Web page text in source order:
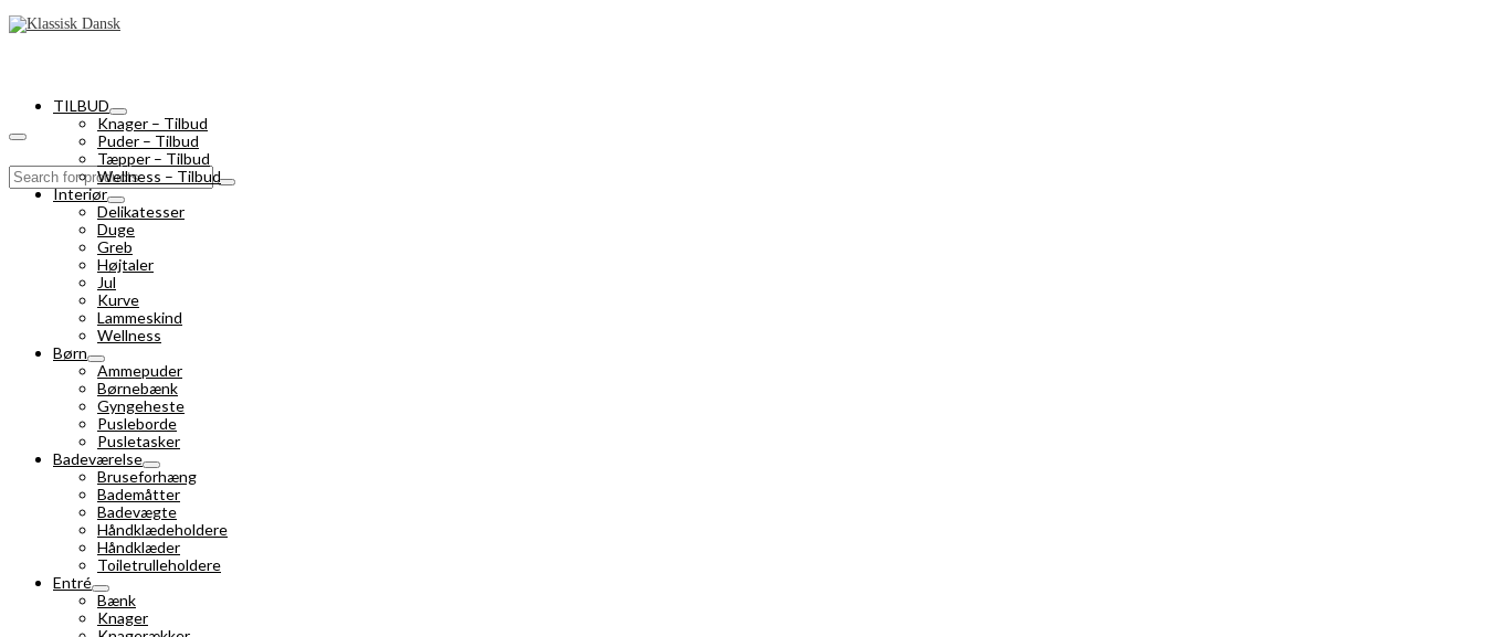
Search
for:
TILBUD
Knager – Tilbud
Puder – Tilbud
Tæpper – Tilbud
Wellness – Tilbud
Interiør
Delikatesser
Duge
Greb
Højtaler
Jul
Kurve
Lammeskind
Wellness
Børn
Ammepuder
Børnebænk
Gyngeheste
Pusleborde
Pusletasker
Badeværelse
Bruseforhæng
Bademåtter
Badevægte
Håndklædeholdere
Håndklæder
Toiletrulleholdere
Entré
Bænk
Knager